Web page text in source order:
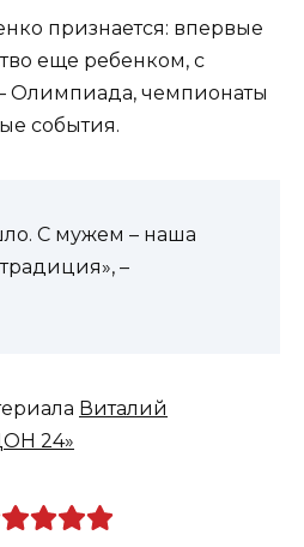
признается: впервые
еще ребенком, с
Олимпиада, чемпионаты
события.
С мужем – наша
–
Виталий
24»